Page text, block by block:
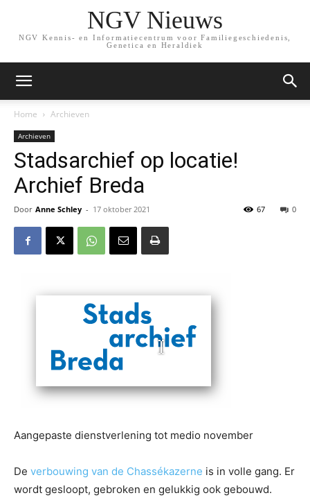
NGV Nieuws
NGV Kennis- en Informatiecentrum voor Familiegeschiedenis,
Genetica en Heraldiek
Home Archieven
Archieven
Stadsarchief op locatie!
Archief Breda
Door Anne Schley - 17 oktober 2021 0
67
Aangepaste dienstverlening tot medio november
De verbouwing van de Chassékazerne is in volle gang. Er
wordt gesloopt, gebroken en gelukkig ook gebouwd.